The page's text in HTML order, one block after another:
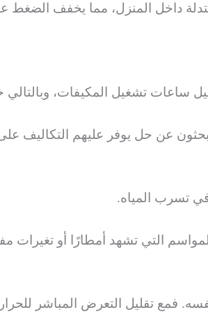
داخل المنزل، مما يخفف الضغط
ساعات تشغيل المكيفات،
عن حل يوفر عليهم التكاليف
تسرب المياه.
التي تشهد أمطارًا أو تغيرات
فمع تقليل التعرض المباشر